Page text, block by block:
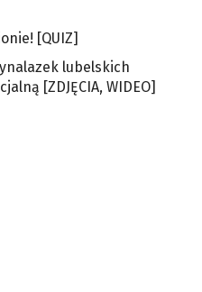
[QUIZ]
lubelskich
[ZDJĘCIA, WIDEO]